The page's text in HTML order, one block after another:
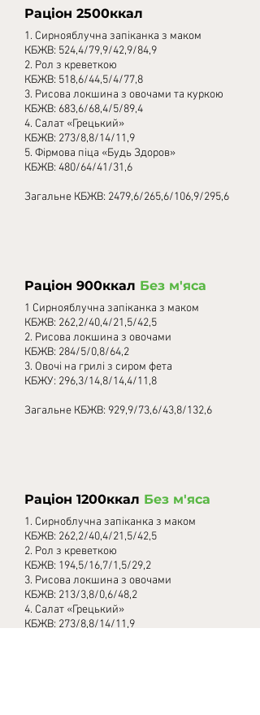
Раціон 2500ккал
1. Сирнояблучна запіканка з маком
КБЖВ: 524,4/79,9/42,9/84,9
2. Рол з креветкою
КБЖВ: 518,6/44,5/4/77,8
3. Рисова локшина з овочами та куркою
КБЖВ: 683,6/68,4/5/89,4
4. Салат «Грецький»
КБЖВ: 273/8,8/14/11,9
5. Фірмова піца «Будь Здоров»
КБЖВ: 480/64/41/31,6
Загальне КБЖВ: 2479,6/265,6/106,9/295,6
Раціон 900ккал Без м'яса
1 Сирнояблучна запіканка з маком
КБЖВ: 262,2/40,4/21,5/42,5
2. Рисова локшина з овочами
КБЖВ: 284/5/0,8/64,2
3. Овочі на грилі з сиром фета
КБЖУ: 296,3/14,8/14,4/11,8
Загальне КБЖВ: 929,9/73,6/43,8/132,6
Раціон 1200ккал Без м'яса
1. Сирноблучна запіканка з маком
КБЖВ: 262,2/40,4/21,5/42,5
2. Рол з креветкою
КБЖВ: 194,5/16,7/1,5/29,2
3. Рисова локшина з овочами
КБЖВ: 213/3,8/0,6/48,2
4. Салат «Грецький»
КБЖВ: 273/8,8/14/11,9